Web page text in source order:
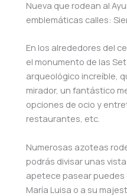
Nueva que rodean al
emblemáticas calles:
En los alrededores del
el monumento de las
arqueológico increíble,
mirador, un fantástico
opciones de ocio y
restaurantes, etc.
Numerosas azoteas
podrás divisar unas
apetece pasear puedes
María Luisa o a su